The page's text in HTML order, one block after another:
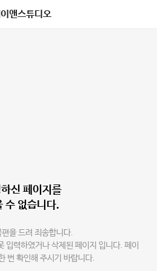
앤스튜디오
신 페이지를
수 없습니다.
을 드려 죄송합니다.
입력하였거나 삭제된 페이지 입니다. 페이
번 확인해 주시기 바랍니다.